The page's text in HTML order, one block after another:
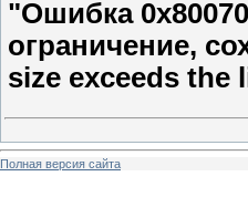
"Ошибка
ограничение,
size exceeds the
Полная версия сайта